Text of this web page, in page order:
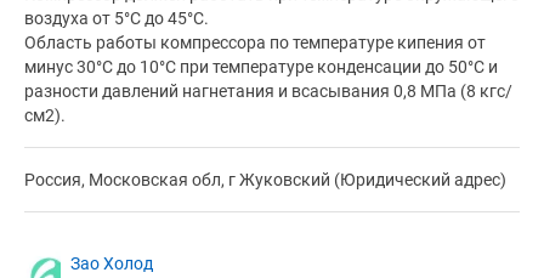
воздуха от 5°С до 45°С.
Область работы компрессора по температуре кипения от
минус 30°С до 10°С при температуре конденсации до 50°С и
разности давлений нагнетания и всасывания 0,8 МПа (8 кгс/
см2).
Россия, Московская обл, г Жуковский (Юридический адрес)
Зао Холод